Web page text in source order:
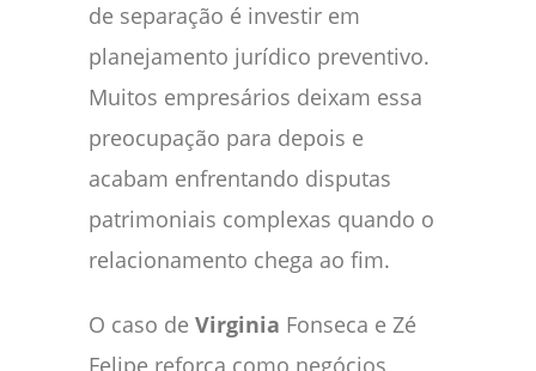
de separação é investir em
planejamento jurídico preventivo.
Muitos empresários deixam essa
preocupação para depois e
acabam enfrentando disputas
patrimoniais complexas quando o
relacionamento chega ao fim.
O caso de Virginia Fonseca e Zé
Felipe reforça como negócios